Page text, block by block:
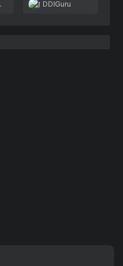
析 DDIGuru